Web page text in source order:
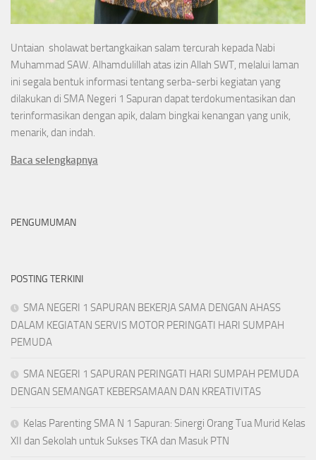
Untaian sholawat bertangkaikan salam tercurah kepada Nabi
Muhammad SAW. Alhamdulillah atas izin Allah SWT, melalui laman
ini segala bentuk informasi tentang serba-serbi kegiatan yang
dilakukan di SMA Negeri 1 Sapuran dapat terdokumentasikan dan
terinformasikan dengan apik, dalam bingkai kenangan yang unik,
menarik, dan indah.
Baca selengkapnya
PENGUMUMAN
POSTING TERKINI
SMA NEGERI 1 SAPURAN BEKERJA SAMA DENGAN AHASS
DALAM KEGIATAN SERVIS MOTOR PERINGATI HARI SUMPAH
PEMUDA
SMA NEGERI 1 SAPURAN PERINGATI HARI SUMPAH PEMUDA
DENGAN SEMANGAT KEBERSAMAAN DAN KREATIVITAS
Kelas Parenting SMA N 1 Sapuran: Sinergi Orang Tua Murid Kelas
XII dan Sekolah untuk Sukses TKA dan Masuk PTN